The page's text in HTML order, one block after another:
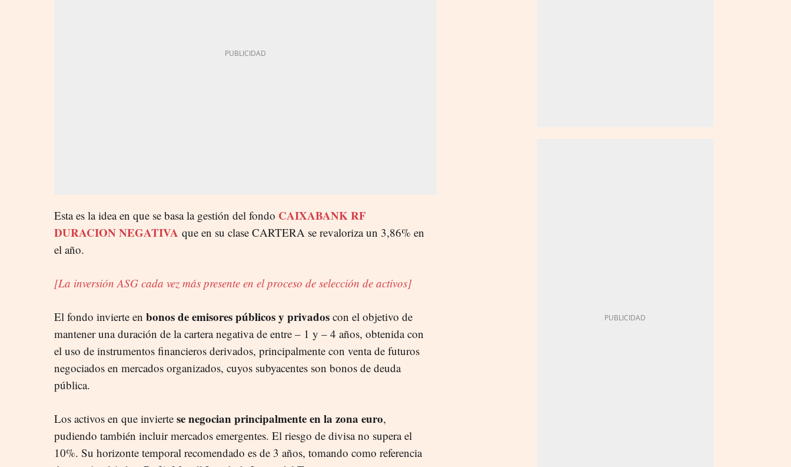
Esta es la idea en que se basa la gestión del fondo CAIXABANK RF
DURACION NEGATIVA que en su clase CARTERA se revaloriza un 3,86% en
el año.
[La inversión ASG cada vez más presente en el proceso de selección de activos]
El fondo invierte en bonos de emisores públicos y privados con el objetivo de
mantener una duración de la cartera negativa de entre – 1 y – 4 años, obtenida con
el uso de instrumentos financieros derivados, principalmente con venta de futuros
negociados en mercados organizados, cuyos subyacentes son bonos de deuda
pública.
Los activos en que invierte se negocian principalmente en la zona euro,
pudiendo también incluir mercados emergentes. El riesgo de divisa no supera el
10%. Su horizonte temporal recomendado es de 3 años, tomando como referencia